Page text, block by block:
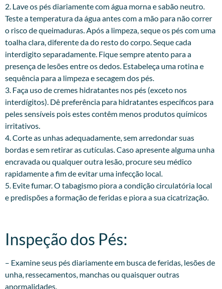
2. Lave os pés diariamente com água morna e sabão neutro.
Teste a temperatura da água antes com a mão para não correr
o risco de queimaduras. Após a limpeza, seque os pés com uma
toalha clara, diferente da do resto do corpo. Seque cada
interdigito separadamente. Fique sempre atento para a
presença de lesões entre os dedos. Estabeleça uma rotina e
sequência para a limpeza e secagem dos pés.
3. Faça uso de cremes hidratantes nos pés (exceto nos
interdígitos). Dê preferência para hidratantes específicos para
peles sensíveis pois estes contêm menos produtos químicos
irritativos.
4. Corte as unhas adequadamente, sem arredondar suas
bordas e sem retirar as cutículas. Caso apresente alguma unha
encravada ou qualquer outra lesão, procure seu médico
rapidamente a fim de evitar uma infecção local.
5. Evite fumar. O tabagismo piora a condição circulatória local
e predispões a formação de feridas e piora a sua cicatrização.
Inspeção dos Pés:​
– Examine seus pés diariamente em busca de feridas, lesões de
unha, ressecamentos, manchas ou quaisquer outras
anormalidades.